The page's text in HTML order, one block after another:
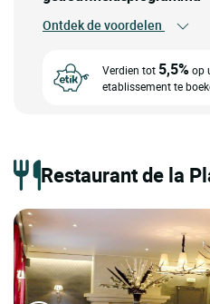
Ontdek de voordelen
Verdien tot 5,5%op
etablissement te
Restaurant de la